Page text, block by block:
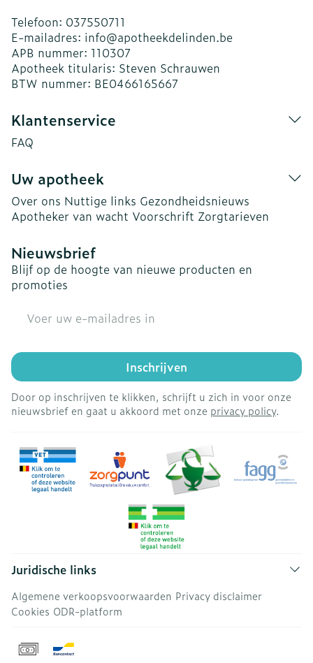
Telefoon: 037550711
E-mailadres: info@apotheekdelinden.be
APB nummer: 110307
Apotheek titularis: Steven Schrauwen
BTW nummer: BE0466165667
Klantenservice
FAQ
Uw apotheek
Over ons Nuttige links Gezondheidsnieuws
Apotheker van wacht Voorschrift Zorgtarieven
Nieuwsbrief
Blijf op de hoogte van nieuwe producten en
promoties
Inschrijven
Door op inschrijven te klikken, schrijft u zich in voor onze
nieuwsbrief en gaat u akkoord met onze privacy policy.
Juridische links
Algemene verkoopsvoorwaarden Privacy disclaimer
Cookies ODR-platform